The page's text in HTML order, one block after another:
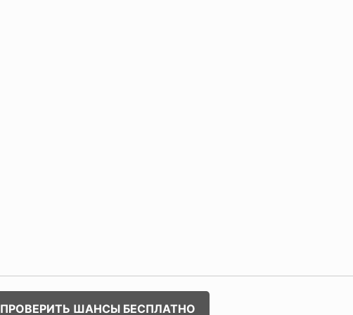
ПРОВЕРИТЬ ШАНСЫ БЕСПЛАТНО